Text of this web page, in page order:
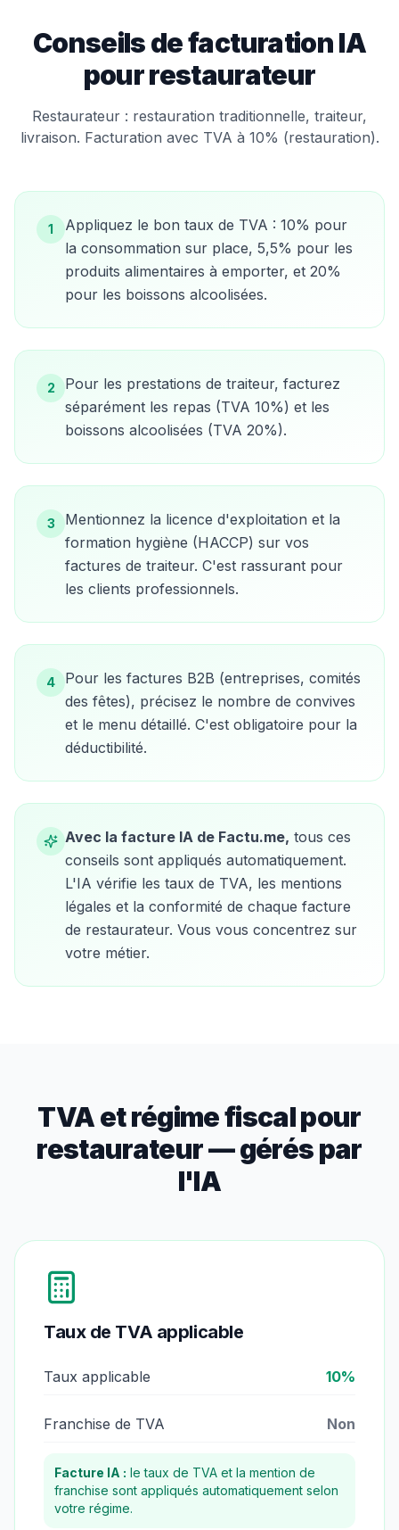
Conseils de facturation IA
pourrestaurateur
Restaurateur : restauration traditionnelle, traiteur,
livraison. Facturation avec TVA à 10% (restauration).
1
Appliquez le bon taux de TVA : 10% pour
la consommation sur place, 5,5% pour les
produits alimentaires à emporter, et 20%
pour les boissons alcoolisées.
2
Pour les prestations de traiteur, facturez
séparément les repas (TVA 10%) et les
boissons alcoolisées (TVA 20%).
3
Mentionnez la licence d'exploitation et la
formation hygiène (HACCP) sur vos
factures de traiteur. C'est rassurant pour
les clients professionnels.
4
Pour les factures B2B (entreprises, comités
des fêtes), précisez le nombre de convives
et le menu détaillé. C'est obligatoire pour la
déductibilité.
Avec la facture IA de Factu.me, tous ces
conseils sont appliqués automatiquement.
L'IA vérifie les taux de TVA, les mentions
légales et la conformité de chaque facture
de restaurateur. Vous vous concentrez sur
votre métier.
TVA et régime fiscal pour
restaurateur— gérés par
l'IA
Taux de TVA applicable
Taux applicable 10%
Franchise de TVA Non
Facture IA : le taux de TVA et la mention de
franchise sont appliqués automatiquement selon
votre régime.